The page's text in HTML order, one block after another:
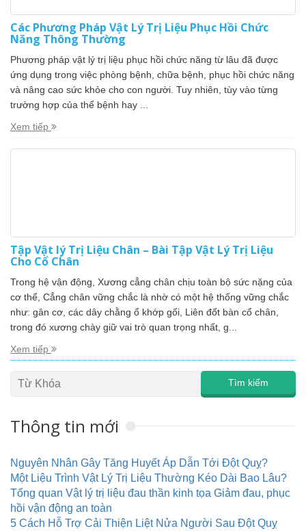
Các Phương Pháp Vật Lý Trị Liệu Phục Hồi Chức
Năng Thông Thường
Phương pháp vật lý trị liệu phục hồi chức năng từ lâu đã được
ứng dụng trong việc phòng bệnh, chữa bệnh, phục hồi chức năng
và nâng cao sức khỏe cho con người. Tuy nhiên, tùy vào từng
trường hợp của thể bệnh hay ...
Xem tiếp
Tập Vật lý Trị Liệu Chân – Bài Tập Vật Lý Trị Liệu
Cho Cổ Chân
Trong hệ vận động, Xương cẳng chân chịu toàn bộ sức nặng của
cơ thể, Cẳng chân vững chắc là nhờ có một hệ thống vững chắc
như: gân cơ, các dây chằng ổ khớp gối, Liên đốt bàn cổ chân,
trong đó xương chày giữ vai trò quan trọng nhất, g...
Xem tiếp
Thông tin mới
Nguyên Nhân Gây Tăng Huyết Áp Dẫn Tới Đột Quỵ?
Một Liệu Trình Vật Lý Trị Liệu Thường Kéo Dài Bao Lâu?
Tổng quan Vật lý trị liệu đau thần kinh tọa Giảm đau, phục
hồi vận động an toàn
5 Cách Hỗ Trợ Cải Thiện Liệt Nửa Người Sau Đột Quỵ